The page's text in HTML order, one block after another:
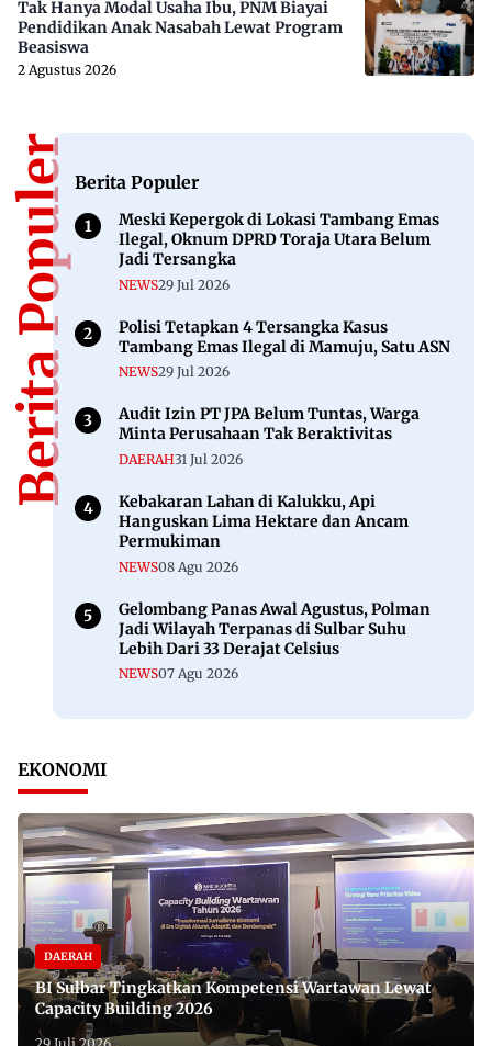
Tak Hanya Modal Usaha Ibu, PNM Biayai
Pendidikan Anak Nasabah Lewat Program
Beasiswa
2 Agustus 2026
Berita PopulerBerita Populer
Meski Kepergok di Lokasi Tambang Emas
Ilegal, Oknum DPRD Toraja Utara Belum
Jadi Tersangka
NEWS29 Jul 2026
Polisi Tetapkan 4 Tersangka Kasus
Tambang Emas Ilegal di Mamuju, Satu ASN
NEWS29 Jul 2026
Audit Izin PT JPA Belum Tuntas, Warga
Minta Perusahaan Tak Beraktivitas
DAERAH31 Jul 2026
Kebakaran Lahan di Kalukku, Api
Hanguskan Lima Hektare dan Ancam
Permukiman
NEWS08 Agu 2026
Gelombang Panas Awal Agustus, Polman
Jadi Wilayah Terpanas di Sulbar Suhu
Lebih Dari 33 Derajat Celsius
NEWS07 Agu 2026
EKONOMI
DAERAH
BI Sulbar Tingkatkan Kompetensi Wartawan Lewat
Capacity Building 2026